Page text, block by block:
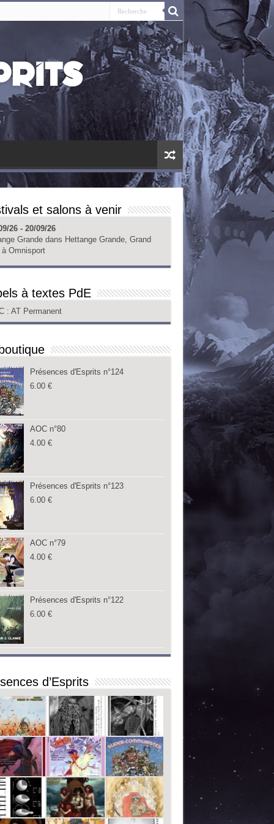
et salons à venir
26 - 20/09/26
Grande dans Hettange Grande, Grand
à Omnisport
à textes PdE
: AT Permanent
Présences d'Esprits n°124
6.00 €
AOC n°80
4.00 €
Présences d'Esprits n°123
6.00 €
AOC n°79
4.00 €
Présences d'Esprits n°122
6.00 €
d’Esprits